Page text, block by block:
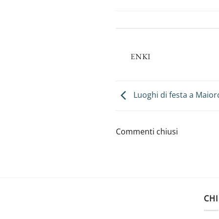
ENKI
Luoghi di festa a
Commenti chiusi